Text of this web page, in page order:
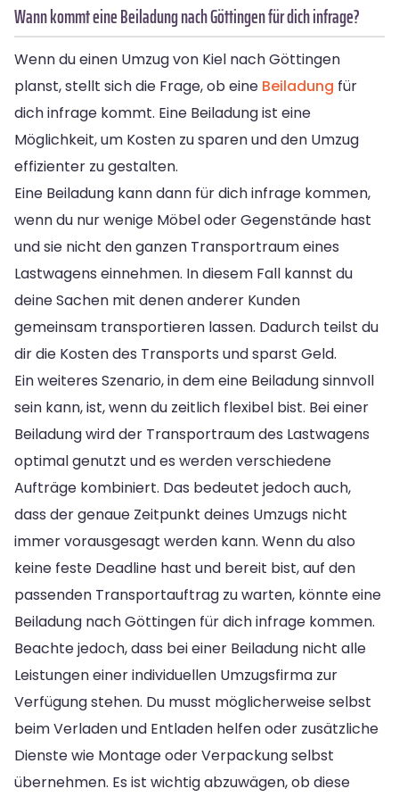
Wann kommt eine Beiladung nach Göttingen für dich infrage?
Wenn du einen Umzug von Kiel nach Göttingen
planst, stellt sich die Frage, ob eine Beiladung für
dich infrage kommt. Eine Beiladung ist eine
Möglichkeit, um Kosten zu sparen und den Umzug
effizienter zu gestalten.
Eine Beiladung kann dann für dich infrage kommen,
wenn du nur wenige Möbel oder Gegenstände hast
und sie nicht den ganzen Transportraum eines
Lastwagens einnehmen. In diesem Fall kannst du
deine Sachen mit denen anderer Kunden
gemeinsam transportieren lassen. Dadurch teilst du
dir die Kosten des Transports und sparst Geld.
Ein weiteres Szenario, in dem eine Beiladung sinnvoll
sein kann, ist, wenn du zeitlich flexibel bist. Bei einer
Beiladung wird der Transportraum des Lastwagens
optimal genutzt und es werden verschiedene
Aufträge kombiniert. Das bedeutet jedoch auch,
dass der genaue Zeitpunkt deines Umzugs nicht
immer vorausgesagt werden kann. Wenn du also
keine feste Deadline hast und bereit bist, auf den
passenden Transportauftrag zu warten, könnte eine
Beiladung nach Göttingen für dich infrage kommen.
Beachte jedoch, dass bei einer Beiladung nicht alle
Leistungen einer individuellen Umzugsfirma zur
Verfügung stehen. Du musst möglicherweise selbst
beim Verladen und Entladen helfen oder zusätzliche
Dienste wie Montage oder Verpackung selbst
übernehmen. Es ist wichtig abzuwägen, ob diese